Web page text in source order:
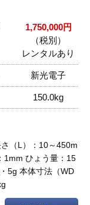
1,750,000円
（税別）
レンタルあり
新光電子
150.0kg
（L）：10～450m
1mm ひょう量：15
5g 本体寸法（WD